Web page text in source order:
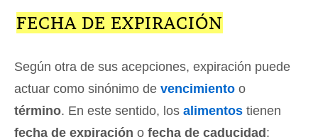
FECHA DE EXPIRACIÓN
Según otra de sus acepciones, expiración puede
actuar como sinónimo de vencimiento o
término. En este sentido, los alimentos tienen
fecha de expiración o fecha de caducidad :